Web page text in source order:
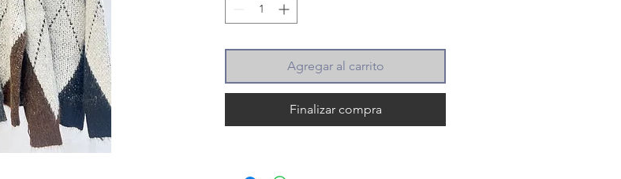
Agregar al carrito
Finalizar compra